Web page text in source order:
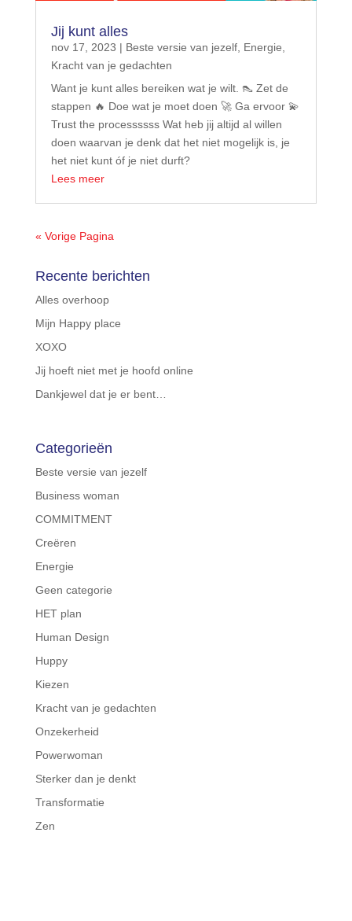
Jij kunt alles
nov 17, 2023 | Beste versie van jezelf, Energie
Kracht van je gedachten
Want je kunt alles bereiken wat je wilt. 👠 Zet de
stappen 🔥 Doe wat je moet doen 🚀 Ga ervoor 💫
Trust the processssss Wat heb jij altijd al willen
doen waarvan je denk dat het niet mogelijk is, je
het niet kunt óf je niet durft?
Lees meer
« Vorige Pagina
Recente berichten
Alles overhoop
Mijn Happy place
XOXO
Jij hoeft niet met je hoofd online
Dankjewel dat je er bent…
Categorieën
Beste versie van jezelf
Business woman
COMMITMENT
Creëren
Energie
Geen categorie
HET plan
Human Design
Huppy
Kiezen
Kracht van je gedachten
Onzekerheid
Powerwoman
Sterker dan je denkt
Transformatie
Zen